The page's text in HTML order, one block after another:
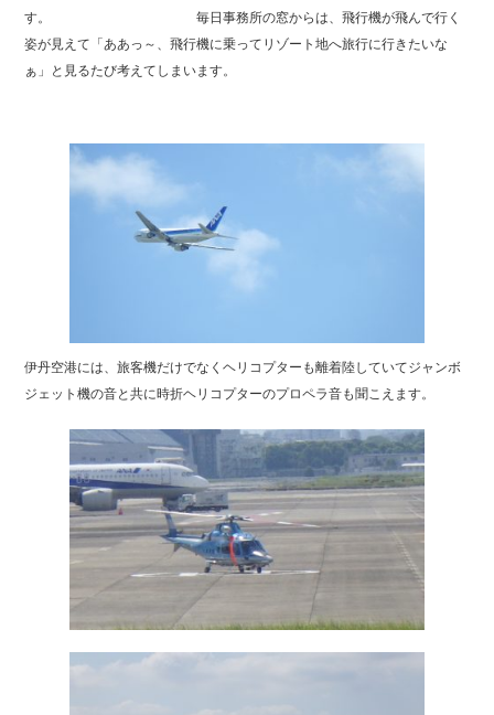
す。 毎日事務所の窓からは、飛行機が飛んで行く
姿が見えて「ああっ～、飛行機に乗ってリゾート地へ旅行に行きたいな
ぁ」と見るたび考えてしまいます。
伊丹空港には、旅客機だけでなくヘリコプターも離着陸していてジャンボ
ジェット機の音と共に時折ヘリコプターのプロペラ音も聞こえます。